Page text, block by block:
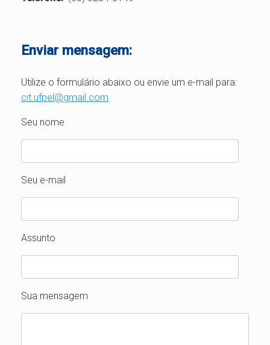
Enviar mensagem:
Utilize o formulário abaixo ou envie um e-mail para:
cit.ufpel@gmail.com
Seu nome
Seu e-mail
Assunto
Sua mensagem